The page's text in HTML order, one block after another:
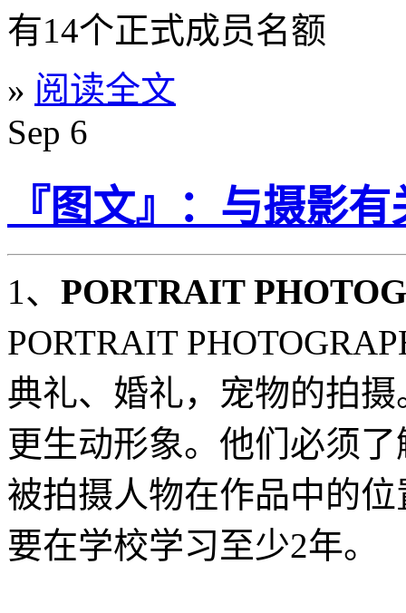
有14个正式成员名额
» 阅读全文
Sep 6
『图文』：与摄影
1、 PORTRAIT
PORTRAIT
典礼、婚礼，宠物的拍
更生动形象。他们必须
被拍摄人物在作品中的
要在学校学习至少2年。